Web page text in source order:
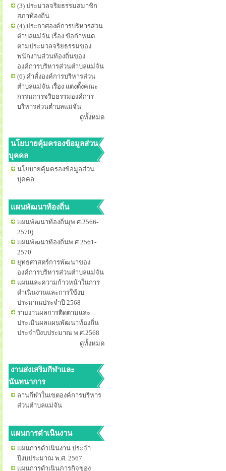
(3) ประมวลจริยธรรมสมาชิก
สภาท้องถิ่น
(4) ประกาศองค์การบริหารส่วน
ตำบลแม่จัน เรื่อง ข้อกำหนด
ตามประมวลจริยธรรมของ
พนักงานส่วนท้องถิ่นของ
องค์การบริหารส่วนตำบลแม่จัน
(6) คำสั่งองค์การบริหารส่วน
ตำบลแม่จัน เรื่อง แต่งตั้งคณะ
กรรมการจริยธรรมองค์การ
บริหารส่วนตำบลแม่จัน
ดูทั้งหมด
นโยบายคุ้มครองข้อมูลส่วน
บุคคล
นโยบายคุ้มครองข้อมูลส่วน
บุคคล
แผนพัฒนาท้องถิ่น
แผนพัฒนาท้องถิ่น(พ.ศ.2566-
2570)
แผนพัฒนาท้องถิ่นพ.ศ 2561-
2570
ยุทธศาสตร์การพัฒนาของ
องค์การบริหารส่วนตำบลแม่จัน
แผนและความก้าวหน้าในการ
ดำเนินงานและการใช้งบ
ประมาณประจำปี 2568
รายงานผลการติดตามและ
ประเมินผลแผนพัฒนาท้องถิ่น
ประจำปีงบประมาณ พ.ศ.2568
ดูทั้งหมด
งานส่งเสริมกีฬาและ
นันทนาการ
ลานกีฬาในเขตองค์การบริหาร
ส่วนตำบลแม่จัน
แผนการดำเนินงาน
แผนการดำเนินงาน ประจำ
ปีงบประมาณ พ.ศ. 2567
แผนการดำเนินภารกิจของ